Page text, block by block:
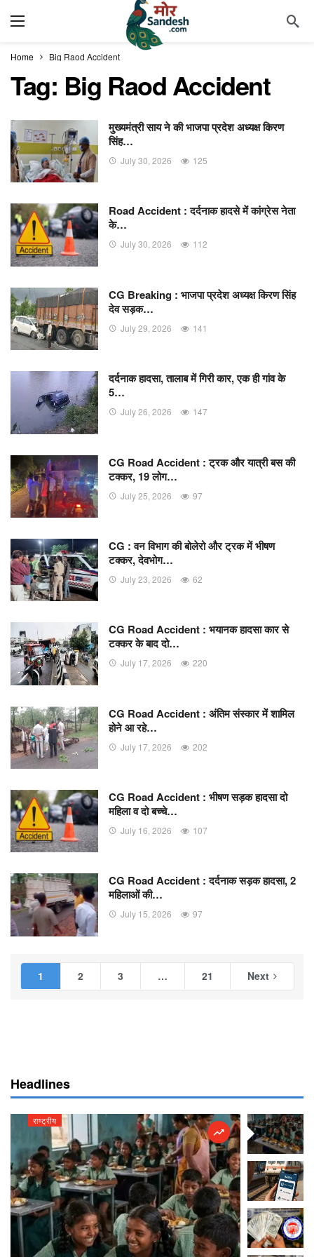
Home Big Raod Accident
Tag: Big Raod Accident
मुख्यमंत्री साय ने की भाजपा प्रदेश अध्यक्ष किरण
सिंह…
July 30, 2026 125
Road Accident : दर्दनाक हादसे में कांग्रेस नेता
के…
July 30, 2026 112
CG Breaking : भाजपा प्रदेश अध्यक्ष किरण सिंह
देव सड़क…
July 29, 2026 141
दर्दनाक हादसा, तालाब में गिरी कार, एक ही गांव के
5…
July 26, 2026 147
CG Road Accident : ट्रक और यात्री बस की
टक्कर, 19 लोग…
July 25, 2026 97
CG : वन विभाग की बोलेरो और ट्रक में भीषण
टक्कर, देवभोग…
July 23, 2026 62
CG Road Accident : भयानक हादसा कार से
टक्कर के बाद दो…
July 17, 2026 220
CG Road Accident : अंतिम संस्कार में शामिल
होने आ रहे…
July 17, 2026 202
CG Road Accident : भीषण सड़क हादसा दो
महिला व दो बच्चे…
July 16, 2026 107
CG Road Accident : दर्दनाक सड़क हादसा, 2
महिलाओं की…
July 15, 2026 97
1 2 3 … 21 Next
Headlines
राष्ट्रीय राष्ट्रीय